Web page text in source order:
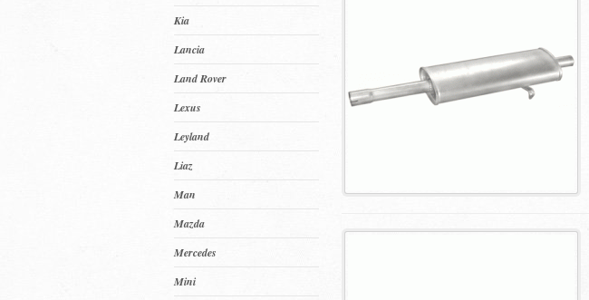
Kia
Lancia
Land Rover
Lexus
Leyland
Liaz
Man
Mazda
Mercedes
Mini